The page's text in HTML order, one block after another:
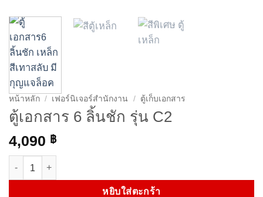
หน้าหลัก / เฟอร์นิเจอร์สำนักงาน / ตู้เก็บเอกสาร
ตู้เอกสาร 6 ลิ้นชัก รุ่น C2
4,090 ฿
หยิบใส่ตะกร้า